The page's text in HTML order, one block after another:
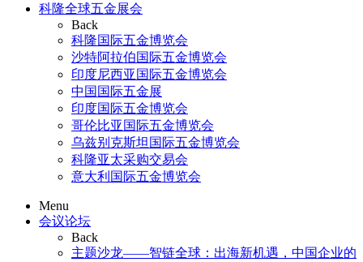
科隆全球五金展会
Back
科隆国际五金博览会
沙特阿拉伯国际五金博览会
印度尼西亚国际五金博览会
中国国际五金展
印度国际五金博览会
哥伦比亚国际五金博览会
乌兹别克斯坦国际五金博览会
科隆亚太采购交易会
意大利国际五金博览会
Menu
会议论坛
Back
主题沙龙——智链全球：出海新机遇，中国企业的